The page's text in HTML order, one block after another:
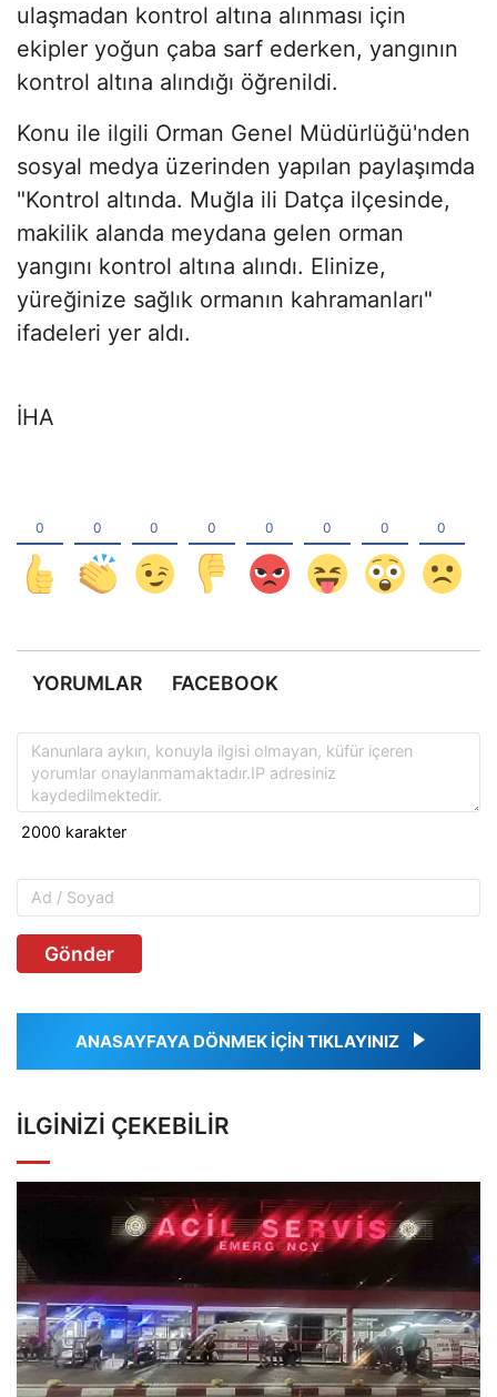
ulaşmadan kontrol altına alınması için
ekipler yoğun çaba sarf ederken, yangının
kontrol altına alındığı öğrenildi.
Konu ile ilgili Orman Genel Müdürlüğü'nden
sosyal medya üzerinden yapılan paylaşımda
"Kontrol altında. Muğla ili Datça ilçesinde,
makilik alanda meydana gelen orman
yangını kontrol altına alındı. Elinize,
yüreğinize sağlık ormanın kahramanları"
ifadeleri yer aldı.
İHA
YORUMLAR FACEBOOK
Gönder
ANASAYFAYA DÖNMEK İÇİN TIKLAYINIZ
İLGINIZI ÇEKEBILIR